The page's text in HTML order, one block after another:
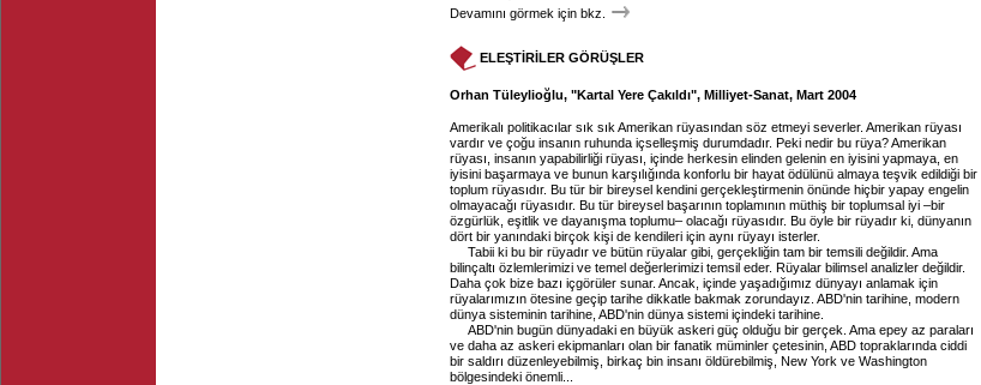
Devamını görmek için bkz.
ELEŞTİRİLER GÖRÜŞLER
Orhan Tüleylioğlu, "Kartal Yere Çakıldı", Milliyet-Sanat, Mart 2004
Amerikalı politikacılar sık sık Amerikan rüyasından söz etmeyi severler. Amerikan rüyası
vardır ve çoğu insanın ruhunda içselleşmiş durumdadır. Peki nedir bu rüya? Amerikan
rüyası, insanın yapabilirliği rüyası, içinde herkesin elinden gelenin en iyisini yapmaya, en
iyisini başarmaya ve bunun karşılığında konforlu bir hayat ödülünü almaya teşvik edildiği bir
toplum rüyasıdır. Bu tür bir bireysel kendini gerçekleştirmenin önünde hiçbir yapay engelin
olmayacağı rüyasıdır. Bu tür bireysel başarının toplamının müthiş bir toplumsal iyi –bir
özgürlük, eşitlik ve dayanışma toplumu– olacağı rüyasıdır. Bu öyle bir rüyadır ki, dünyanın
dört bir yanındaki birçok kişi de kendileri için aynı rüyayı isterler.
Tabii ki bu bir rüyadır ve bütün rüyalar gibi, gerçekliğin tam bir temsili değildir. Ama
bilinçaltı özlemlerimizi ve temel değerlerimizi temsil eder. Rüyalar bilimsel analizler değildir.
Daha çok bize bazı içgörüler sunar. Ancak, içinde yaşadığımız dünyayı anlamak için
rüyalarımızın ötesine geçip tarihe dikkatle bakmak zorundayız. ABD'nin tarihine, modern
dünya sisteminin tarihine, ABD'nin dünya sistemi içindeki tarihine.
ABD'nin bugün dünyadaki en büyük askeri güç olduğu bir gerçek. Ama epey az paraları
ve daha az askeri ekipmanları olan bir fanatik müminler çetesinin, ABD topraklarında ciddi
bir saldırı düzenleyebilmiş, birkaç bin insanı öldürebilmiş, New York ve Washington
bölgesindeki önemli...